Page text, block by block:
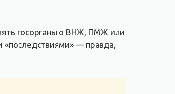
госорганы о ВНЖ, ПМЖ или
«последствиями» — правда,